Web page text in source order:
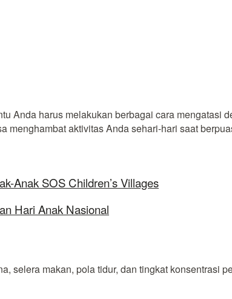
Anda harus melakukan berbagai cara mengatasi
aktivitas Anda sehari-hari saat
Anak SOS Children’s Villages
Hari Anak Nasional
selera makan, pola tidur, dan tingkat konsentrasi